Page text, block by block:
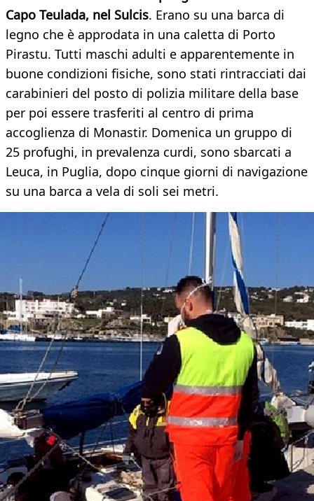
Capo Teulada, nel Sulcis. Erano su una barca di
legno che è approdata in una caletta di Porto
Pirastu. Tutti maschi adulti e apparentemente in
buone condizioni fisiche, sono stati rintracciati dai
carabinieri del posto di polizia militare della base
per poi essere trasferiti al centro di prima
accoglienza di Monastir. Domenica un gruppo di
25 profughi, in prevalenza curdi, sono sbarcati a
Leuca, in Puglia, dopo cinque giorni di navigazione
su una barca a vela di soli sei metri.